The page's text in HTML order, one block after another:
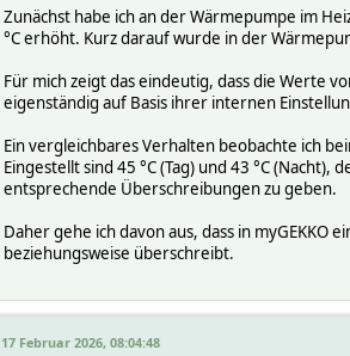
Zunächst habe ich an der Wärmepumpe im
°C erhöht. Kurz darauf wurde in der
Für mich zeigt das eindeutig, dass die Werte
eigenständig auf Basis ihrer internen
Ein vergleichbares Verhalten beobachte ich
Eingestellt sind 45 °C (Tag) und 43 °C
entsprechende Überschreibungen zu geben.
Daher gehe ich davon aus, dass in
beziehungsweise überschreibt.
17 Februar 2026, 08:04:48